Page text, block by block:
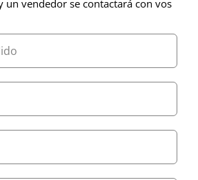
un vendedor se contactará con vos